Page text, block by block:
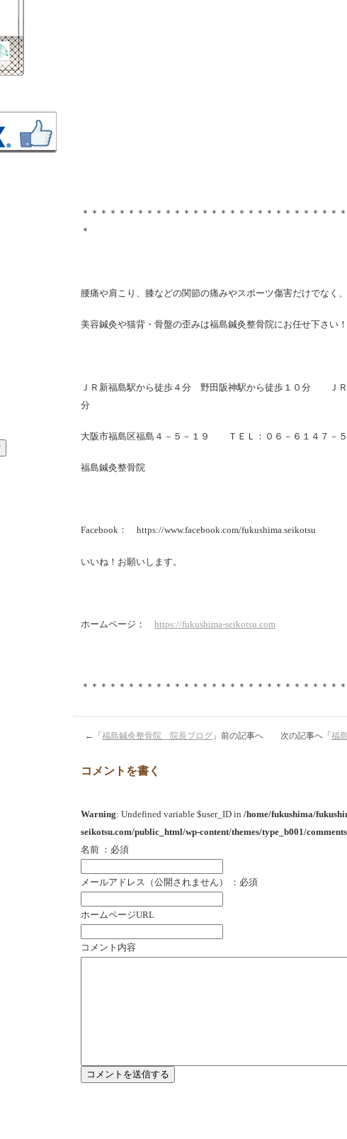
＊＊＊＊＊＊＊＊＊＊＊＊＊＊＊＊＊＊＊＊＊＊＊＊＊＊＊＊
＊
腰痛や肩こり、膝などの関節の痛みやスポーツ傷害だけでなく、
美容鍼灸や猫背・骨盤の歪みは福島鍼灸整骨院にお任せ下さい！
ＪＲ新福島駅から徒歩４分 野田阪神駅から徒歩１０分 ＪＲ
分
大阪市福島区福島４－５－１９ ＴＥＬ：０６－６１４７－５
福島鍼灸整骨院
Facebook： https://www.facebook.com/fukushima.seikotsu
いいね！お願いします。
ホームページ： https://fukushima-seikotsu.com
＊＊＊＊＊＊＊＊＊＊＊＊＊＊＊＊＊＊＊＊＊＊＊＊＊＊＊＊
←「 福島鍼灸整骨院 院長ブログ 」前の記事へ 次の記事へ「 福
コメントを書く
Warning: Undefined variable $user_ID in /home/fukushima/
seikotsu.com/public_html/wp-content/themes/type_b001/
名前 ：必須
メールアドレス（公開されません） ：必須
ホームページURL
コメント内容